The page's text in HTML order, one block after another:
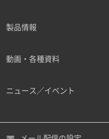
製品情報
動画・各種資料
ニュース／イベント